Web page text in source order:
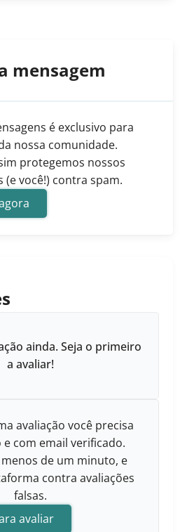
mensagem
é exclusivo para
nossa comunidade.
protegemos nossos
(e você!) contra spam.
ainda. Seja o primeiro
a avaliar!
avaliação você precisa
com email verificado.
menos de um minuto, e
contra avaliações
falsas.
avaliar